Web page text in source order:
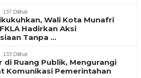
137 Dilihat
Wali Kota Munafri
Hadirkan Aksi
Tanpa …
133 Dilihat
di Ruang Publik, Mengurangi
Komunikasi Pemerintahan